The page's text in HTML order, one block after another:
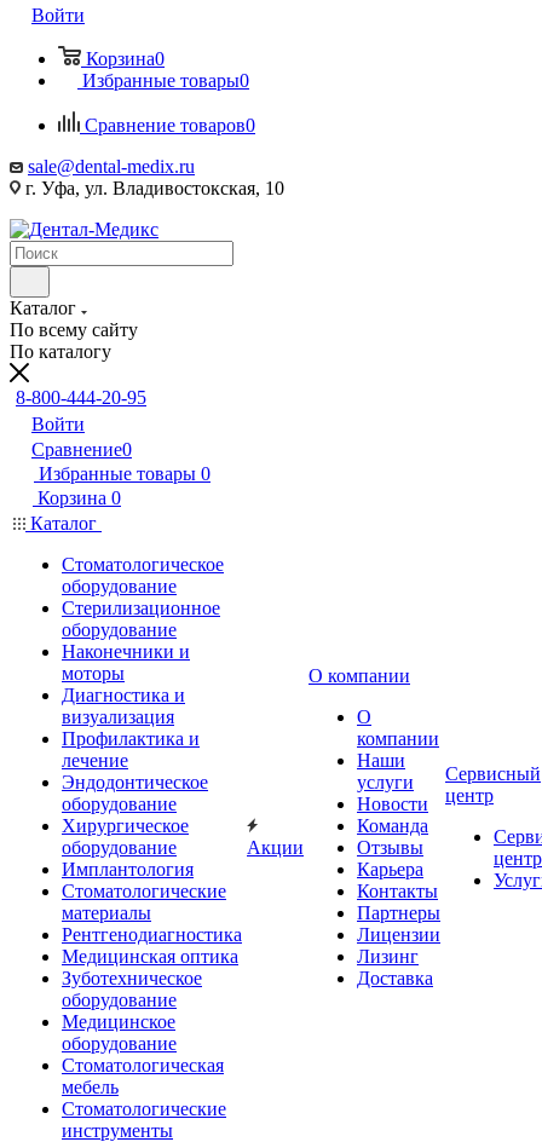
Войти
Корзина0
Избранные товары0
Сравнение товаров0
sale@dental-medix.ru
г. Уфа, ул. Владивостокская, 10
Каталог
По всему сайту
По каталогу
8-800-444-20-95
Войти
Сравнение0
Избранные товары 0
Корзина 0
Каталог
Стоматологическое
оборудование
Стерилизационное
оборудование
Наконечники и
моторы
Диагностика и
визуализация
Профилактика и
лечение
Эндодонтическое
оборудование
Хирургическое
оборудование
Имплантология
Стоматологические
материалы
Рентгенодиагностика
Медицинская оптика
Зуботехническое
оборудование
Медицинское
оборудование
Стоматологическая
мебель
Стоматологические
инструменты
Акции
О компании
О
компании
Наши
услуги
Новости
Команда
Отзывы
Карьера
Контакты
Партнеры
Лицензии
Лизинг
Доставка
Сервисный
центр
центр